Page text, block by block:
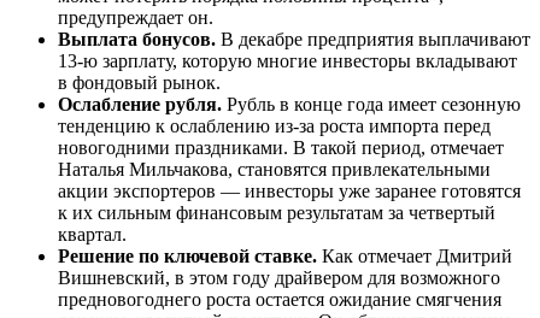
предупреждает он.
Выплата бонусов. В декабре предприятия выплачивают
13-ю зарплату, которую многие инвесторы вкладывают
в фондовый рынок.
Ослабление рубля. Рубль в конце года имеет сезонную
тенденцию к ослаблению из-за роста импорта перед
новогодними праздниками. В такой период, отмечает
Наталья Мильчакова, становятся привлекательными
акции экспортеров — инвесторы уже заранее готовятся
к их сильным финансовым результатам за четвертый
квартал.
Решение по ключевой ставке. Как отмечает Дмитрий
Вишневский, в этом году драйвером для возможного
предновогоднего роста остается ожидание смягчения